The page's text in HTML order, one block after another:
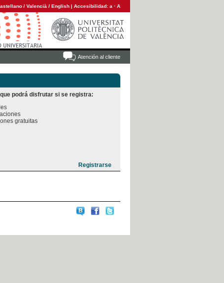
/ Valencià / English | Accesibilidad: a · A
Atención al cliente
podrá disfrutar si se registra:
gratuitas